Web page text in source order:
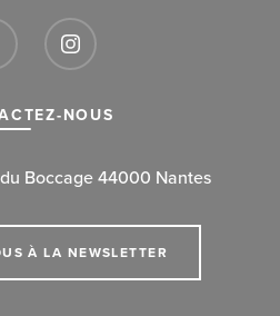
NOUS
Boccage 44000 Nantes
À LA NEWSLETTER